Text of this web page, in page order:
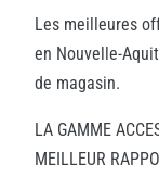
Les meilleures
en Nouvelle-
de magasin.
LA GAMME
MEILLEUR